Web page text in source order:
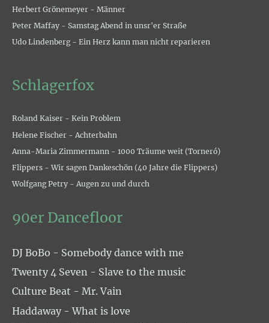
Herbert Grönemeyer - Männer
Peter Maffay - Samstag Abend in unsr'er Straße
Udo Lindenberg - Ein Herz kann man nicht reparieren
Schlagerfox
Roland Kaiser - Kein Problem
Helene Fischer - Achterbahn
Anna-Maria Zimmermann - 1000 Träume weit (Torneró)
Flippers - Wir sagen Dankeschön (40 Jahre die Flippers)
Wolfgang Petry - Augen zu und durch
90er Dancefloor
DJ BoBo - Somebody dance with me
Twenty 4 Seven - Slave to the music
Culture Beat - Mr. Vain
Haddaway - What is love